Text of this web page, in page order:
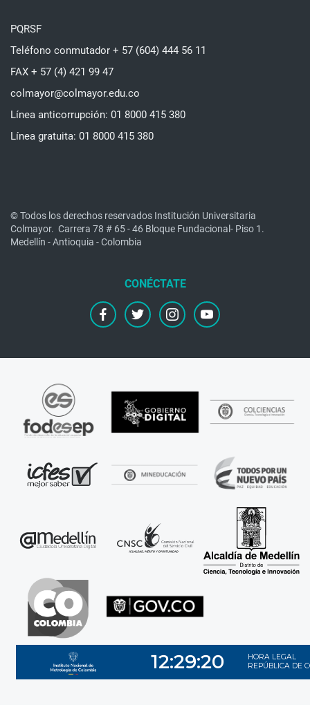
PQRSF
Teléfono conmutador + 57 (604) 444 56 11
FAX + 57 (4) 421 99 47
colmayor@colmayor.edu.co
Línea anticorrupción: 01 8000 415 380
Línea gratuita: 01 8000 415 380
© Todos los derechos reservados Institución Universitaria
Colmayor. Carrera 78 # 65 - 46 Bloque Fundacional- Piso 1.
Medellín - Antioquia - Colombia